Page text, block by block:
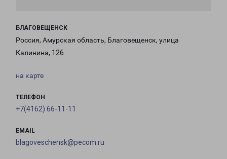
БЛАГОВЕЩЕНСК
Россия, Амурская область, Благовещенск, улица
Калинина, 126
на карте
ТЕЛЕФОН
+7(4162) 66-11-11
EMAIL
blagoveschensk@pecom.ru